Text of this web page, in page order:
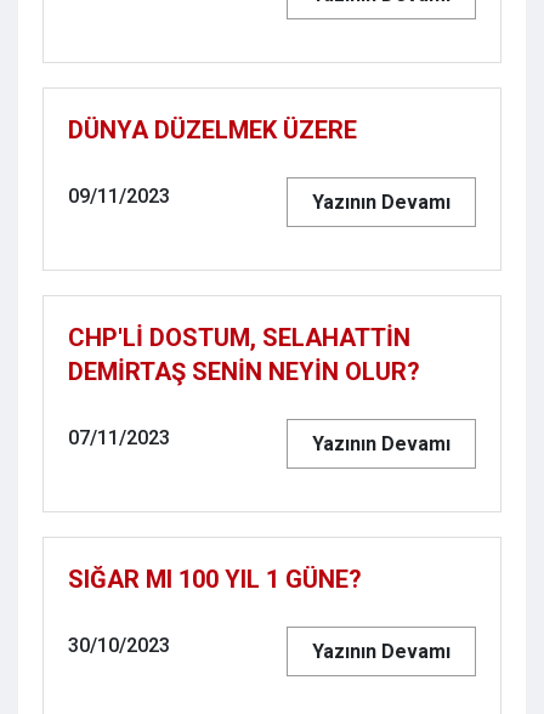
DÜNYA DÜZELMEK ÜZERE
09/11/2023 Yazının Devamı
CHP'Lİ DOSTUM, SELAHATTİN
DEMİRTAŞ SENİN NEYİN OLUR?
07/11/2023 Yazının Devamı
SIĞAR MI 100 YIL 1 GÜNE?
30/10/2023 Yazının Devamı